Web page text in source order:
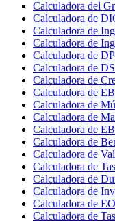
Calculadora del
Calculadora de
Calculadora de
Calculadora de
Calculadora de
Calculadora de
Calculadora de
Calculadora de
Calculadora de
Calculadora de
Calculadora de
Calculadora de
Calculadora de
Calculadora de
Calculadora de
Calculadora de
Calculadora de
Calculadora de